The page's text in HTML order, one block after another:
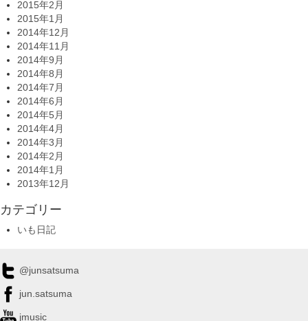
2015年2月
2015年1月
2014年12月
2014年11月
2014年9月
2014年8月
2014年7月
2014年6月
2014年5月
2014年4月
2014年3月
2014年2月
2014年1月
2013年12月
カテゴリー
いも日記
@junsatsuma
jun.satsuma
jmusic